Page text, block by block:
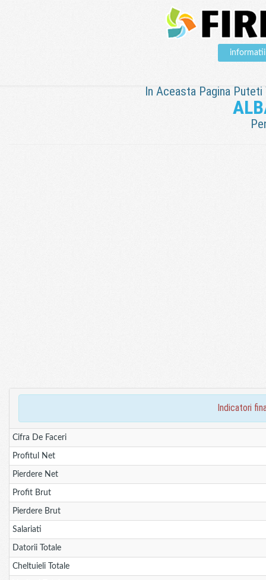
informatii
In Aceasta Pagina
indicatori
Cifra De Faceri
Profitul Net
Pierdere Net
Profit Brut
Pierdere Brut
Salariati
Datorii Totale
Cheltuieli Totale